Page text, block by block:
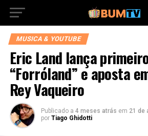
MUSICA & YOUTUBE
Eric Land lança
“Forróland” e aposta
Rey Vaqueiro
Publicado a 4 meses atrás em 21 de
por Tiago Ghidotti